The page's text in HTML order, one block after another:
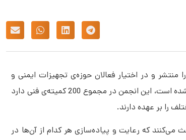
استانداردهای Life Safety Code را منتشر و در اختیار فعالان حوزه‌ی تجهیزات ایمنی و
آتش‌نشانی قرار می‎‌دهد. این استانداردها توسط کمیته‎‌های فنی انجمن ملی آتش‌نشانی امریکا تدوین شده است، این انجمن در مجموع 200 کمیته‌ی فنی دارد
استانداردهای Life Safety Code دستورالعمل‌های منحصربفردی هستند که در مورد مقررات خاصی بحث می‎‌کنند که رعایت و پیاده‌‎سازی هر کدام از آن‌ها در